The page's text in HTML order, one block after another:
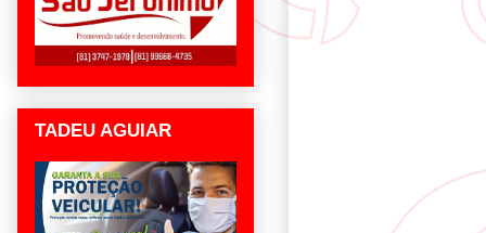
TADEU AGUIAR